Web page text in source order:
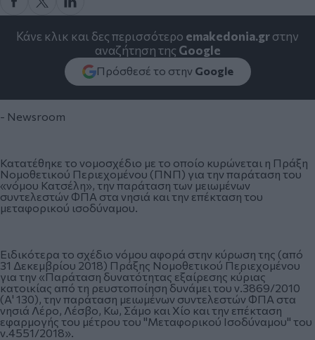
Κάνε κλικ και δες περισσότερο emakedonia.grστην
αναζήτηση της Google
Πρόσθεσέ το στην Google
- Newsroom
Κατατέθηκε το νομοσχέδιο με το οποίο κυρώνεται η Πράξη
Νομοθετικού Περιεχομένου (ΠΝΠ) για την παράταση του
«νόμου Κατσέλη», την παράταση των μειωμένων
συντελεστών ΦΠΑ στα νησιά και την επέκταση του
μεταφορικού ισοδύναμου.
Ειδικότερα το σχέδιο νόμου αφορά στην κύρωση της (από
31 Δεκεμβρίου 2018) Πράξης Νομοθετικού Περιεχομένου
για την «Παράταση δυνατότητας εξαίρεσης κύριας
κατοικίας από τη ρευστοποίηση δυνάμει του ν.3869/2010
(Α' 130), την παράταση μειωμένων συντελεστών ΦΠΑ στα
νησιά Λέρο, Λέσβο, Κω, Σάμο και Χίο και την επέκταση
εφαρμογής του μέτρου του "Μεταφορικού Ισοδύναμου" του
ν.4551/2018».